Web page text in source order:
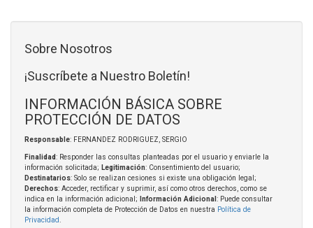
Sobre Nosotros
¡Suscríbete a Nuestro Boletín!
INFORMACIÓN BÁSICA SOBRE
PROTECCIÓN DE DATOS
Responsable: FERNANDEZ RODRIGUEZ, SERGIO
Finalidad: Responder las consultas planteadas por el usuario y enviarle la
información solicitada; Legitimación: Consentimiento del usuario;
Destinatarios: Solo se realizan cesiones si existe una obligación legal;
Derechos: Acceder, rectificar y suprimir, así como otros derechos, como se
indica en la información adicional;
Información Adicional : Puede consultar
la información completa de Protección de Datos en nuestra Política de
Privacidad